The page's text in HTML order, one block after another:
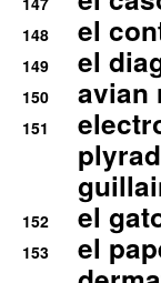
148 el
149 el
150 avian
151
152 el
153
el